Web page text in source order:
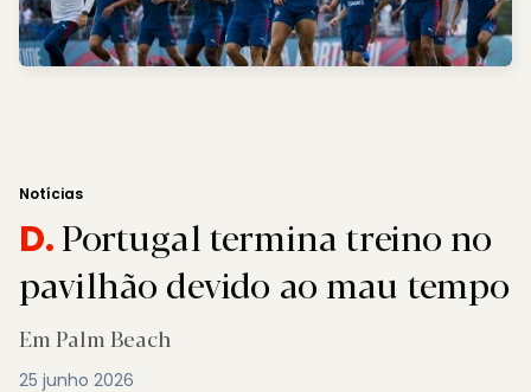
Notícias
D.Portugal termina treino no
pavilhão devido ao mau tempo
Em Palm Beach
25 junho 2026